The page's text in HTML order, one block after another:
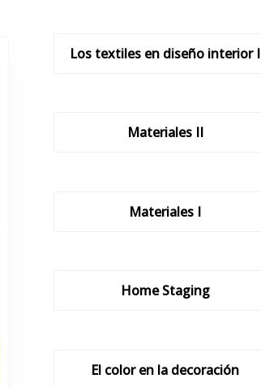
Los textiles en diseño interior I
Materiales II
Materiales I
Home Staging
El color en la decoración